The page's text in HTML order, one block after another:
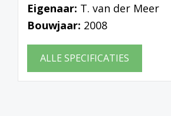
Eigenaar: T. van der Meer
Bouwjaar: 2008
ALLE SPECIFICATIES